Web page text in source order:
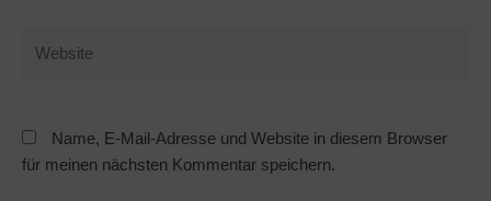
Name, E-Mail-Adresse und Website in diesem Browser
für meinen nächsten Kommentar speichern.